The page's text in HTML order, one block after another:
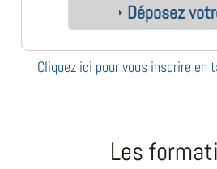
Déposez
Cliquez ici pour vous inscrire en
Les